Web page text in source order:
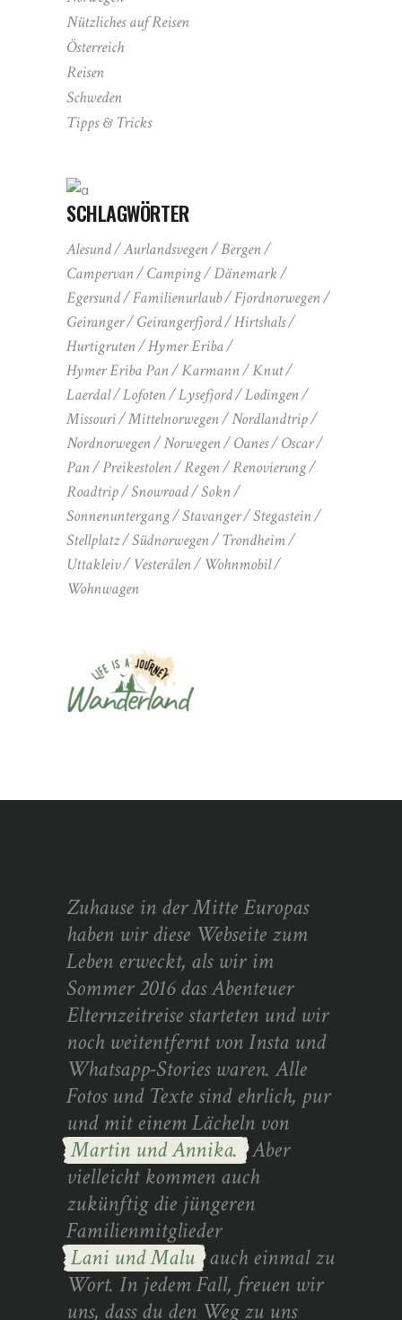
Nützliches auf Reisen
Österreich
Reisen
Schweden
Tipps & Tricks
SCHLAGWÖRTER
Alesund Aurlandsvegen
Bergen
Campervan
Camping
Dänemark
Egersund
Familienurlaub
Fjordnorwegen
Geiranger
Geirangerfjord
Hirtshals
Hurtigruten
Hymer Eriba
Hymer Eriba Pan
Karmann
Knut
Laerdal
Lofoten Lysefjord
Lødingen
Missouri
Mittelnorwegen
Nordlandtrip
Nordnorwegen
Norwegen Oanes
Oscar
Pan
Preikestolen Regen
Renovierung
Roadtrip
Snowroad
Sokn
Sonnenuntergang
Stavanger
Stegastein
Stellplatz
Südnorwegen
Trondheim
Uttakleiv
Vesterålen
Wohnmobil
Wohnwagen
Zuhause in der Mitte Europas
haben wir diese Webseite zum
Leben erweckt, als wir im
Sommer 2016 das Abenteuer
Elternzeitreise starteten und wir
noch weitentfernt von Insta und
Whatsapp-Stories waren. Alle
Fotos und Texte sind ehrlich, pur
und mit einem Lächeln von
Martin und Annika. Aber
vielleicht kommen auch
zukünftig die jüngeren
Familienmitglieder
Lani und Malu auch einmal zu
Wort. In jedem Fall, freuen wir
uns, dass du den Weg zu uns